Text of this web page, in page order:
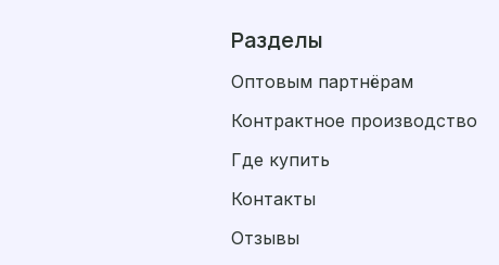
Разделы
Оптовым партнёрам
Контрактное производство
Где купить
Контакты
Отзывы